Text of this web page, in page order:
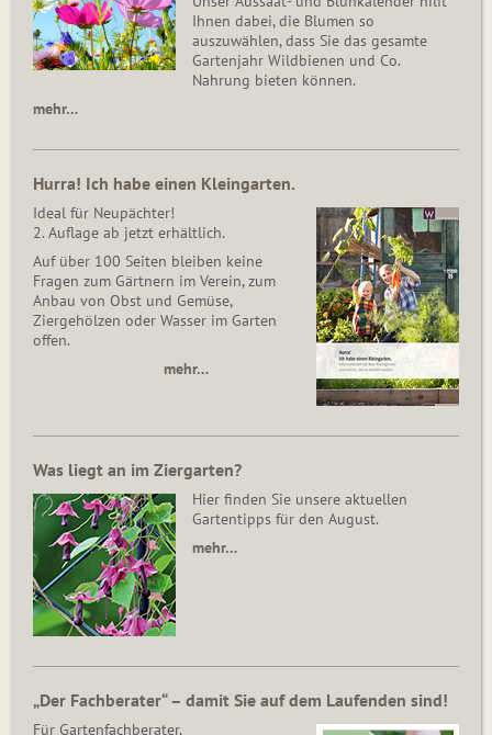
Ihnen dabei, die Blumen so
auszuwählen, dass Sie das gesamte
Gartenjahr Wildbienen und Co.
Nahrung bieten können.
mehr…
Hurra! Ich habe einen Kleingarten.
Ideal für Neupächter!
2. Auflage ab jetzt erhältlich.
Auf über 100 Seiten bleiben keine
Fragen zum Gärtnern im Verein, zum
Anbau von Obst und Gemüse,
Ziergehölzen oder Wasser im Garten
offen.
mehr…
Was liegt an im Ziergarten?
Hier finden Sie unsere aktuellen
Gartentipps für den August.
mehr…
„Der Fachberater“ – damit Sie auf dem Laufenden sind!
Für Gartenfachberater,